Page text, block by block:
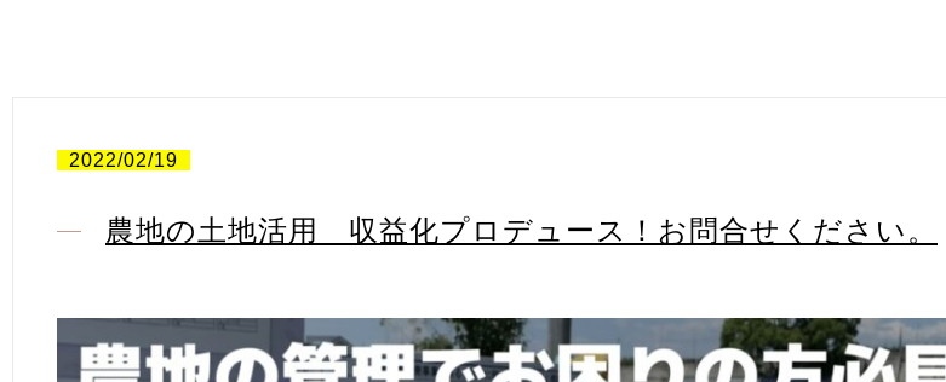
2022/02/19
農地の土地活用 収益化プロデュース！お問合せください。